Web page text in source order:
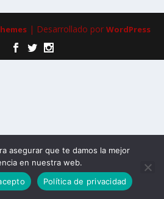
| Desarrollado por WordPress
asegurar que te damos la mejor
en nuestra web.
Política de privacidad